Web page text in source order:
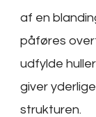
af en
påføres
udfylde
giver
strukturen.